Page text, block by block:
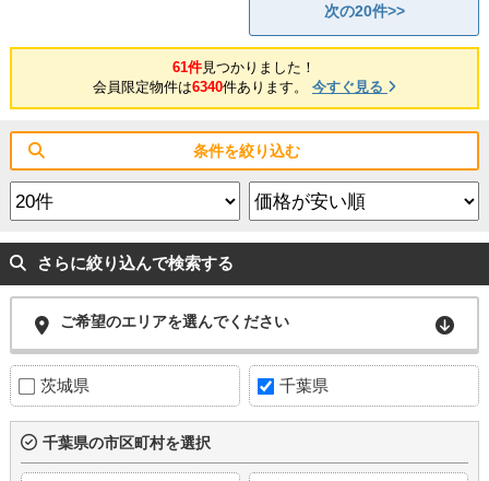
次の20件>>
61件見つかりました！
会員限定物件は6340件あります。 今すぐ見る
条件を絞り込む
さらに絞り込んで検索する
ご希望のエリアを選んでください
茨城県 千葉県
千葉県の市区町村を選択